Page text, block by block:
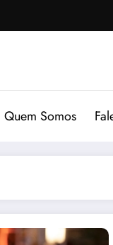
Quem Somos